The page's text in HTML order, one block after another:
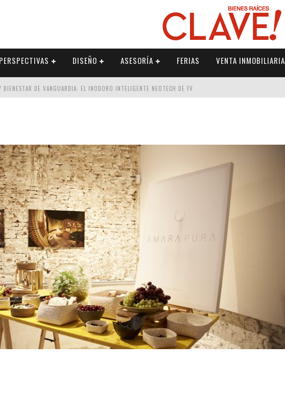
PERSPECTIVAS DISEÑO ASESORÍA FERIAS VENTA INMOBILIARIA
BIENESTAR DE VANGUARDIA: EL INODORO INTELIGENTE NEOTECH DE FV.
DE LA CALIDEZ: ACABADOS DORADOS DE FV PARA ELEVAR TU ESPACIO
SAINT-GOBAIN IMPTEK – XI CONVENCIÓN
INTERNACIONAL